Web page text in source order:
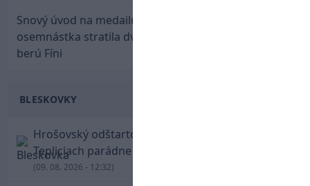
Snový úvod na medailu nestačil: Slovenská
osemnástka stratila dvojgólový náskok a bronz
berú Fíni
BLESKOVKY
Hrošovský odštartoval šialenú prestrelku! V
Tepliciach parádne skóroval už v prvej minúte
(09. 08. 2026 - 12:32)